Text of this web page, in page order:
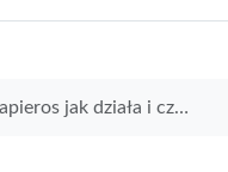
i czy warto wybrać ten rodzaj urządzenia